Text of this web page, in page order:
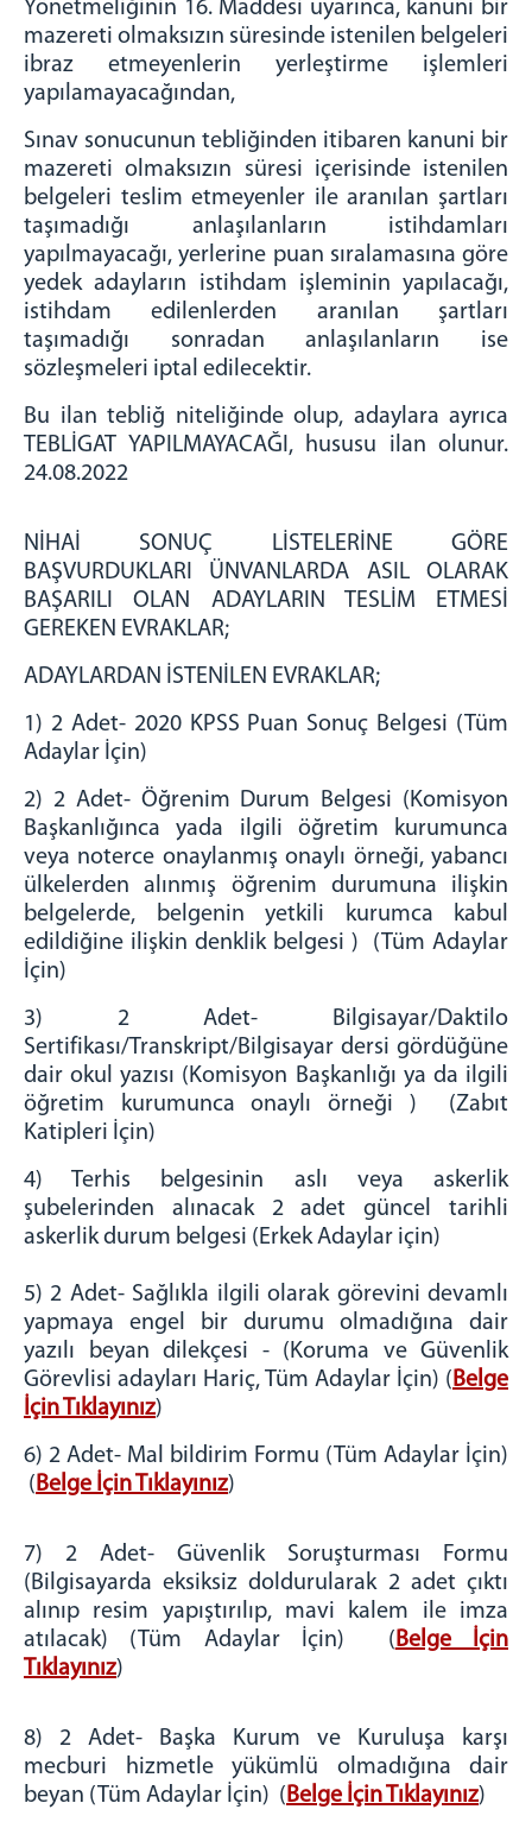
İcra Müdürlüğü
Seçim Müdürlüğü
Adli Sicil Şefliği
MÜLHAKATLAR
Bucak Adliyesi
Gölhisar Adliyesi
Tefenni Adliyesi
Yeşilova Adliyesi
İLETİŞİM
İletişim Formu
Yönetmeliğinin 16. Maddesi uyarınca, kanuni bir
mazereti olmaksızın süresinde istenilen belgeleri
ibraz etmeyenlerin yerleştirme işlemleri
yapılamayacağından,
Sınav sonucunun tebliğinden itibaren kanuni bir
mazereti olmaksızın süresi içerisinde istenilen
belgeleri teslim etmeyenler ile aranılan şartları
taşımadığı anlaşılanların istihdamları
yapılmayacağı, yerlerine puan sıralamasına göre
yedek adayların istihdam işleminin yapılacağı,
istihdam edilenlerden aranılan şartları
taşımadığı sonradan anlaşılanların ise
sözleşmeleri iptal edilecektir.
Bu ilan tebliğ niteliğinde olup, adaylara ayrıca
TEBLİGAT YAPILMAYACAĞI, hususu ilan olunur.
24.08.2022
NİHAİ SONUÇ LİSTELERİNE GÖRE
BAŞVURDUKLARI ÜNVANLARDA ASIL OLARAK
BAŞARILI OLAN ADAYLARIN TESLİM ETMESİ
GEREKEN EVRAKLAR;
ADAYLARDAN İSTENİLEN EVRAKLAR;
1) 2 Adet- 2020 KPSS Puan Sonuç Belgesi (Tüm
Adaylar İçin)
2) 2 Adet- Öğrenim Durum Belgesi (Komisyon
Başkanlığınca yada ilgili öğretim kurumunca
veya noterce onaylanmış onaylı örneği, yabancı
ülkelerden alınmış öğrenim durumuna ilişkin
belgelerde, belgenin yetkili kurumca kabul
edildiğine ilişkin denklik belgesi ) (Tüm Adaylar
İçin)
3) 2 Adet- Bilgisayar/Daktilo
Sertifikası/Transkript/Bilgisayar dersi gördüğüne
dair okul yazısı (Komisyon Başkanlığı ya da ilgili
öğretim kurumunca onaylı örneği ) (Zabıt
Katipleri İçin)
4) Terhis belgesinin aslı veya askerlik
şubelerinden alınacak 2 adet güncel tarihli
askerlik durum belgesi (Erkek Adaylar için)
5) 2 Adet- Sağlıkla ilgili olarak görevini devamlı
yapmaya engel bir durumu olmadığına dair
yazılı beyan dilekçesi - (Koruma ve Güvenlik
Görevlisi adayları Hariç, Tüm Adaylar İçin) (Belge
İçin Tıklayınız)
6) 2 Adet- Mal bildirim Formu (Tüm Adaylar İçin)
(Belge İçin Tıklayınız)
7) 2 Adet- Güvenlik Soruşturması Formu
(Bilgisayarda eksiksiz doldurularak 2 adet çıktı
alınıp resim yapıştırılıp, mavi kalem ile imza
atılacak) (Tüm Adaylar İçin) (Belge İçin
Tıklayınız)
8) 2 Adet- Başka Kurum ve Kuruluşa karşı
mecburi hizmetle yükümlü olmadığına dair
beyan (Tüm Adaylar İçin) (Belge İçin Tıklayınız)